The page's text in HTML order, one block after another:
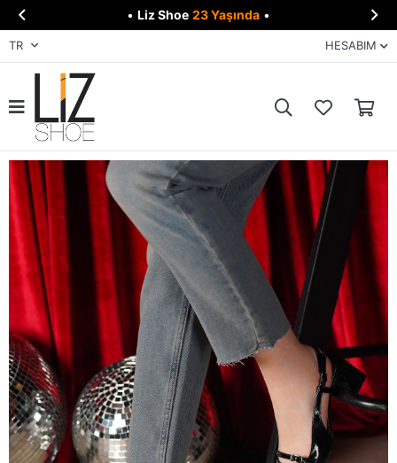
 • Liz Shoe 23 Yaşında • 
TR HESABIM